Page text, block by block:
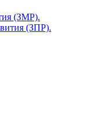
(ЗМР).
(ЗПР).